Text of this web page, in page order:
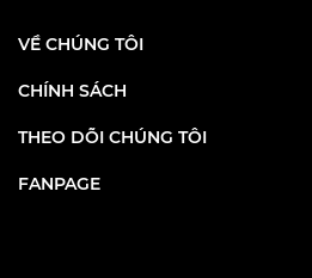
VỀ CHÚNG TÔI
CHÍNH SÁCH
THEO DÕI CHÚNG TÔI
FANPAGE